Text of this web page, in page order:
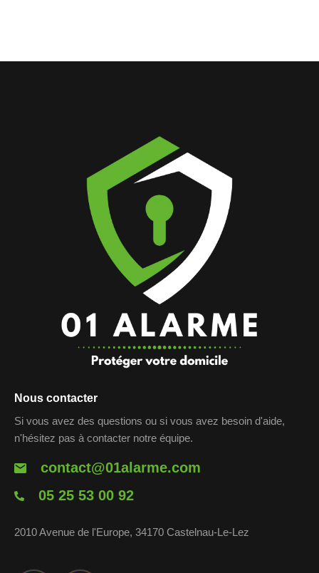
Nous contacter
Si vous avez des questions ou si vous avez besoin d'aide,
n'hésitez pas à contacter notre équipe.
contact@01alarme.com
05 25 53 00 92
2010 Avenue de l'Europe, 34170 Castelnau-Le-Lez